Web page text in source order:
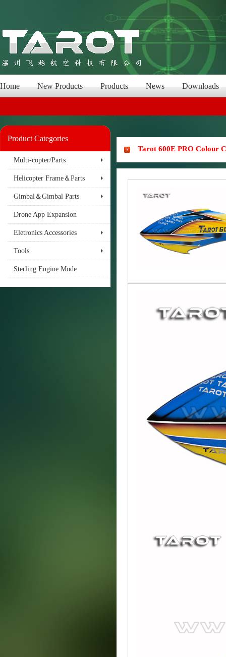
Home New Products Products News Downloads
Product Categories
Multi-copter/Parts
Helicopter Frame＆Parts
Gimbal＆Gimbal Parts
Drone App Expansion
Eletronics Accessories
Tools
Sterling Engine Mode
Tarot 600E PRO Colour